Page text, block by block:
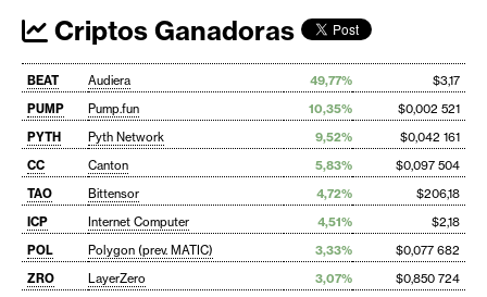
Criptos Ganadoras
BEAT Audiera 49,77%
$3,17
PUMP
Pump.fun 10,35%
$0,002 521
PYTH
Pyth Network 9,52%
$0,042 161
CC
Canton 5,83%
$0,097 504
TAO
Bittensor 4,72%
$206,18
ICP
Internet Computer 4,51%
$2,18
POL
Polygon (prev. MATIC) 3,33%
$0,077 682
ZRO
LayerZero 3,07%
$0,850 724